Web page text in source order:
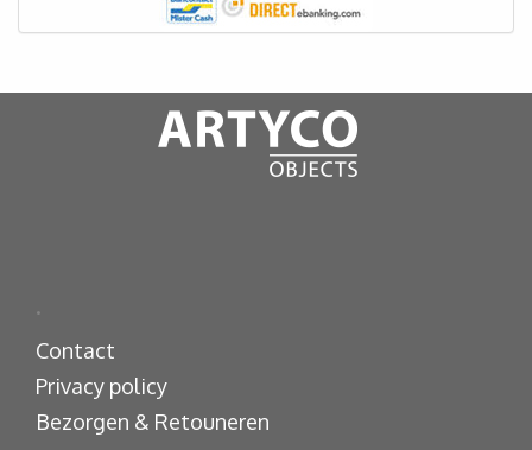
.
Contact
Privacy policy
Bezorgen & Retouneren